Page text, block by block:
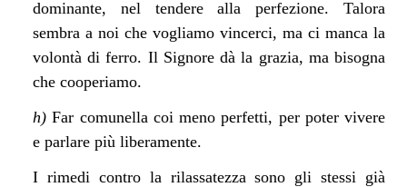
dominante, nel tendere alla perfezione. Talora
sembra a noi che vogliamo vincerci, ma ci manca la
volontà di ferro. Il Signore dà la grazia, ma bisogna
che cooperiamo.
h) Far comunella coi meno perfetti, per poter vivere
e parlare più liberamente.
I rimedi contro la rilassatezza sono gli stessi già